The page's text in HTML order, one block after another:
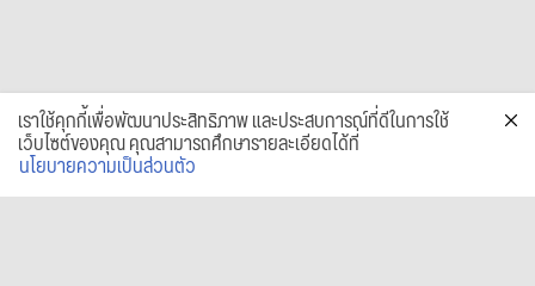
เราใช้คุกกี้เพื่อพัฒนาประสิทธิภาพ และประสบการณ์ที่ดีในการใช้
เว็บไซต์ของคุณ คุณสามารถศึกษารายละเอียดได้ที่
นโยบายความเป็นส่วนตัว